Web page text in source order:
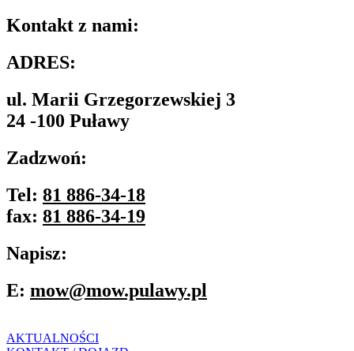
Kontakt z nami:
ADRES:
ul. Marii Grzegorzewskiej 3
24 -100 Puławy
Zadzwoń:
Tel: 81 886-34-18
fax: 81 886-34-19
Napisz:
E: mow@mow.pulawy.pl
AKTUALNOŚCI